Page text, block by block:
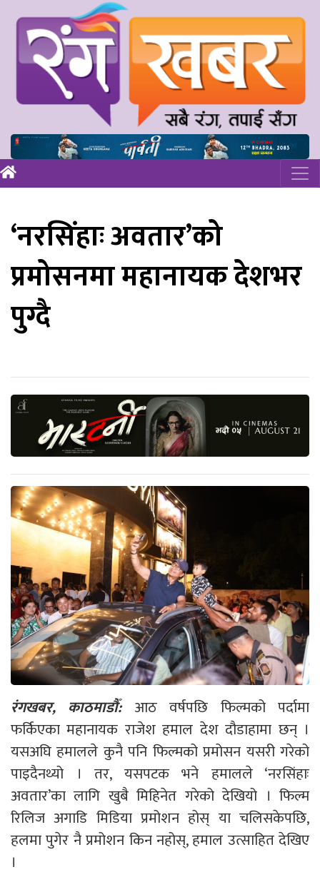
‘नरसिंहाः अवतार’को
प्रमोसनमा महानायक देशभर
पुग्दै
रंगखबर, काठमाडौँ: आठ वर्षपछि फिल्मको पर्दामा
फर्किएका महानायक राजेश हमाल देश दौडाहामा छन् ।
यसअघि हमालले कुनै पनि फिल्मको प्रमोसन यसरी गरेको
पाइदैनथ्यो । तर, यसपटक भने हमालले ‘नरसिंहाः
अवतार’का लागि खुबै मिहिनेत गरेको देखियो । फिल्म
रिलिज अगाडि मिडिया प्रमोशन होस् या चलिसकेपछि,
हलमा पुगेर नै प्रमोशन किन नहोस्, हमाल उत्साहित देखिए
।